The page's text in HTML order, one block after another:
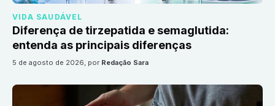
VIDA SAUDÁVEL
Diferença de tirzepatida e semaglutida:
entenda as principais diferenças
5 de agosto de 2026, por Redação Sara